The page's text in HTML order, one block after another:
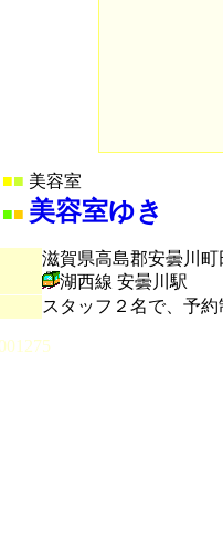
■ 美容室
■■ 美容室ゆき
滋賀県高島郡安曇川町
湖西線 安曇川駅
スタッフ２名で、予